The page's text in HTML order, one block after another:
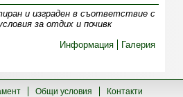
и изграден в съответствие с
за отдих и почивк
Информация
Галерия
Общи условия
Контакти